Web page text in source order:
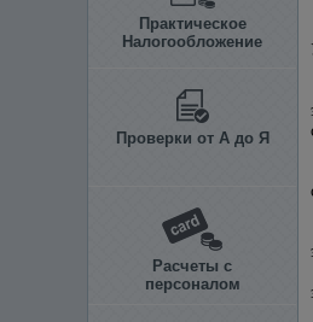
Практическое
Налогообложение
Проверки от А до Я
Расчеты с
персоналом